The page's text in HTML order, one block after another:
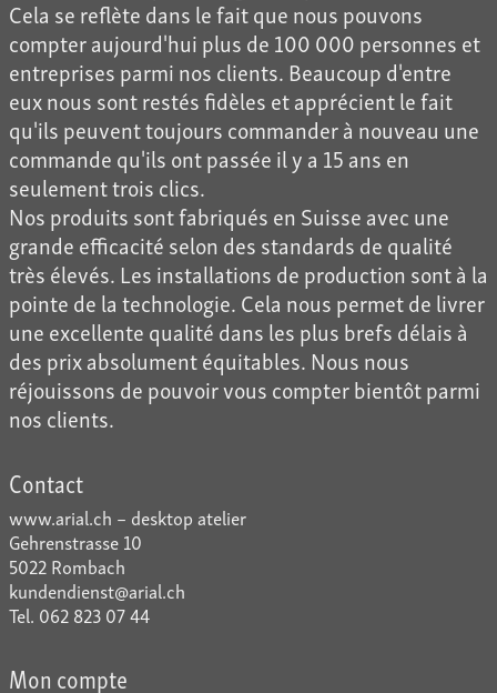
Cela se reflète dans le fait que nous pouvons
compter aujourd'hui plus de 100 000 personnes et
entreprises parmi nos clients. Beaucoup d'entre
eux nous sont restés fidèles et apprécient le fait
qu'ils peuvent toujours commander à nouveau une
commande qu'ils ont passée il y a 15 ans en
seulement trois clics.
Nos produits sont fabriqués en Suisse avec une
grande efficacité selon des standards de qualité
très élevés. Les installations de production sont à la
pointe de la technologie. Cela nous permet de livrer
une excellente qualité dans les plus brefs délais à
des prix absolument équitables. Nous nous
réjouissons de pouvoir vous compter bientôt parmi
nos clients.
Contact
www.arial.ch – desktop atelier
Gehrenstrasse 10
5022 Rombach
kundendienst@arial.ch
Tel. 062 823 07 44
Mon compte